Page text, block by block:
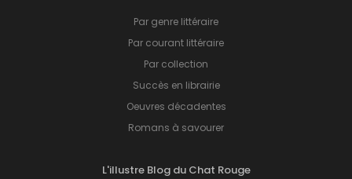
Par genre littéraire
Par courant littéraire
Par collection
Succès en librairie
Oeuvres décadentes
Romans à savourer
L'illustre Blog du Chat Rouge